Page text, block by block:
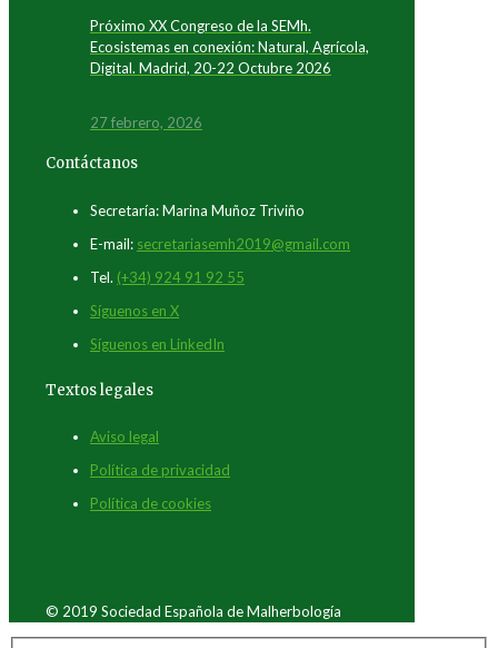
Próximo XX Congreso de la SEMh.
Ecosistemas en conexión: Natural, Agrícola,
Digital. Madrid, 20-22 Octubre 2026
27 febrero, 2026
Contáctanos
Secretaría: Marina Muñoz Triviño
E-mail: secretariasemh2019@gmail.com
Tel. (+34) 924 91 92 55
Síguenos en X
Síguenos en LinkedIn
Textos legales
Aviso legal
Política de privacidad
Política de cookies
© 2019 Sociedad Española de Malherbología